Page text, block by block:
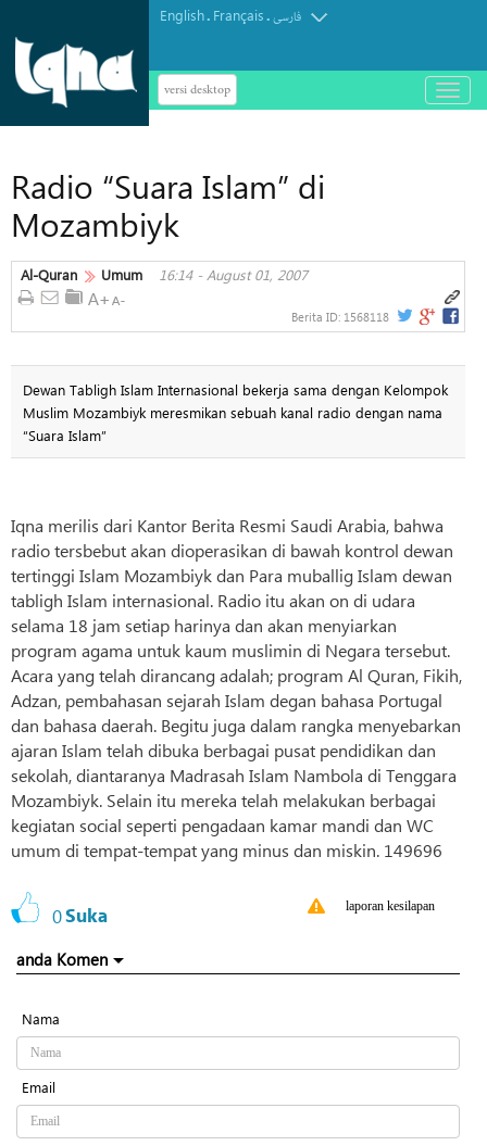
English. Français.فارسی
versi desktop
باز
و
Radio “Suara Islam” di
Mozambiyk
Al-Quran Umum 16:14 - August 01, 2007
Berita ID: 1568118
Dewan Tabligh Islam Internasional bekerja sama dengan Kelompok
Muslim Mozambiyk meresmikan sebuah kanal radio dengan nama
“Suara Islam”
Iqna merilis dari Kantor Berita Resmi Saudi Arabia, bahwa
radio tersbebut akan dioperasikan di bawah kontrol dewan
tertinggi Islam Mozambiyk dan Para muballig Islam dewan
tabligh Islam internasional. Radio itu akan on di udara
selama 18 jam setiap harinya dan akan menyiarkan
program agama untuk kaum muslimin di Negara tersebut.
Acara yang telah dirancang adalah; program Al Quran, Fikih,
Adzan, pembahasan sejarah Islam degan bahasa Portugal
dan bahasa daerah. Begitu juga dalam rangka menyebarkan
ajaran Islam telah dibuka berbagai pusat pendidikan dan
sekolah, diantaranya Madrasah Islam Nambola di Tenggara
Mozambiyk. Selain itu mereka telah melakukan berbagai
kegiatan social seperti pengadaan kamar mandi dan WC
umum di tempat-tempat yang minus dan miskin. 149696
0Suka laporan kesilapan
anda Komen
Nama
Email